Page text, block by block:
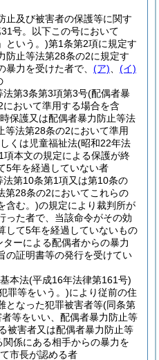
止及び被害者の保護等に関す
号。以下この号において
という。)第1条第2項に規定す
防止等法第28条の2に規定す
力を受けた者で、 (ア)
(イ)
法第3条第3項第3号(配偶者暴
おいて準用する場合を含
保護又は配偶者暴力防止等法
等法第28条の2において準用
くは児童福祉法(昭和22年法
項本文の規定による保護が終
5年を経過していない者
法第10条第1項又は第10条の
第28条の2においてこれらの
含む。)の規定により裁判所が
った者で、当該命令がその効
して5年を経過していないもの
ーによる配偶者からの暴力
の証明書等の発行を受けてい
本法(平成16年法律第161号)
罪等をいう。)により従前の住
となった犯罪被害者等(同条第
等をいい、配偶者暴力防止等
被害者又は配偶者暴力防止等
係にある相手からの暴力を
市長が認める者